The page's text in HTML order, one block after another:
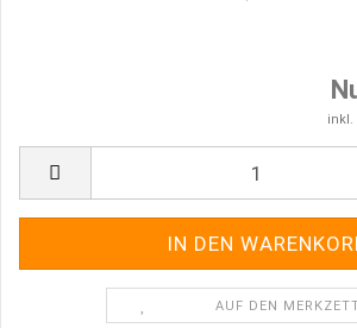
inkl.
AUF DEN